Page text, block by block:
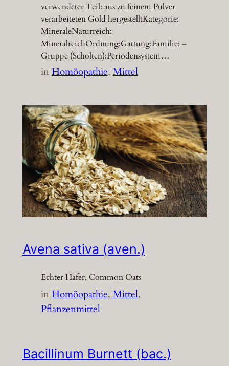
verwendeter Teil: aus zu feinem Pulver
verarbeiteten Gold hergestelltKategorie:
MineraleNaturreich:
MineralreichOrdnung:Gattung:Familie: –
Gruppe (Scholten):Periodensystem…
inHomöopathie, Mittel
Avena sativa (aven.)
Echter Hafer, Common Oats
inHomöopathie, Mittel
Pflanzenmittel
Bacillinum Burnett (bac.)